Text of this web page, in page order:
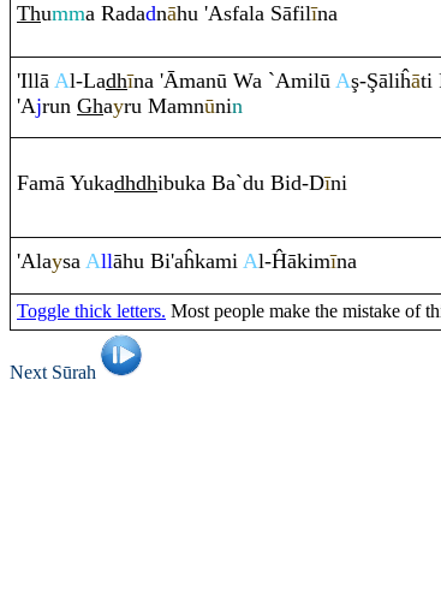
Thumma Radadnāhu 'Asfala Sāfilīna
'Illā Al-Ladhīna 'Āmanū Wa `Amilū Aş-Şāliĥāti
'Ajrun Ghayru Mamnūnin
Famā Yukadhdhibuka Ba`du Bid-Dīni
'Alaysa Allāhu Bi'aĥkami Al-Ĥākimīna
Toggle thick letters. Most people make the mistake of
Next Sūrah